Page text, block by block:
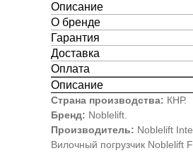
Описание
О бренде
Гарантия
Доставка
Оплата
Описание
Страна производства: КНР.
Бренд: Noblelift.
Производитель: Noblelift
Вилочный погрузчик Noblelift